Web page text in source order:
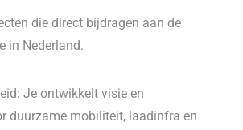
die direct bijdragen aan de
in Nederland.
Je ontwikkelt visie en
duurzame mobiliteit, laadinfra en